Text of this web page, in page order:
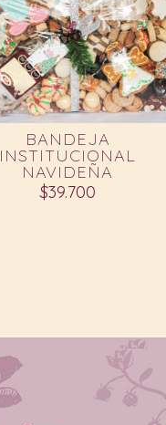
BANDEJA
INSTITUCIONAL
NAVIDEÑA
$39.700